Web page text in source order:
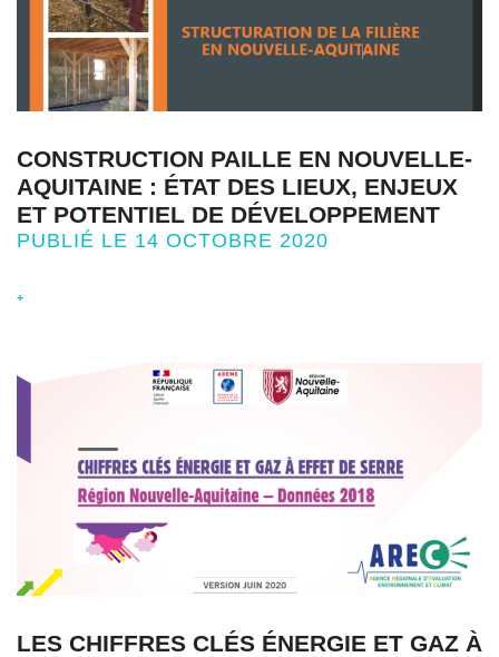
CONSTRUCTION PAILLE EN NOUVELLE-
AQUITAINE : ÉTAT DES LIEUX, ENJEUX
ET POTENTIEL DE DÉVELOPPEMENT
PUBLIÉ LE 14 OCTOBRE 2020
+
LES CHIFFRES CLÉS ÉNERGIE ET GAZ À